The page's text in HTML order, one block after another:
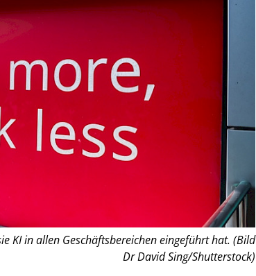
KI in allen Geschäftsbereichen eingeführt hat. (Bild
Dr David Sing/Shutterstock)